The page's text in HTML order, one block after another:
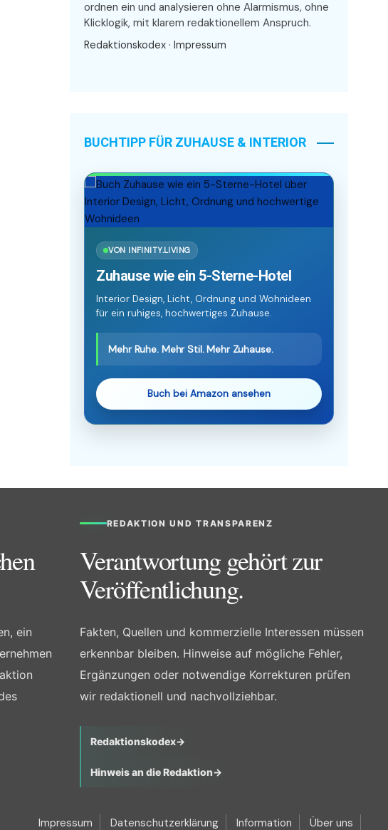
ordnen ein und analysieren ohne Alarmismus, ohne
Klicklogik, mit klarem redaktionellem Anspruch.
Redaktionskodex · Impressum
BUCHTIPP FÜR ZUHAUSE & INTERIOR
VON INFINITY.LIVING
Zuhause wie ein 5-Sterne-Hotel
Interior Design, Licht, Ordnung und Wohnideen
für ein ruhiges, hochwertiges Zuhause.
Mehr Ruhe. Mehr Stil. Mehr Zuhause.
Buch bei Amazon ansehen
ein
REDAKTION UND TRANSPARENZ
Verantwortung gehört zur
Veröffentlichung.
Fakten, Quellen und kommerzielle Interessen müssen
erkennbar bleiben. Hinweise auf mögliche Fehler,
Ergänzungen oder notwendige Korrekturen prüfen
wir redaktionell und nachvollziehbar.
Redaktionskodex→
Hinweis an die Redaktion→
Impressum Datenschutzerklärung Information Über uns